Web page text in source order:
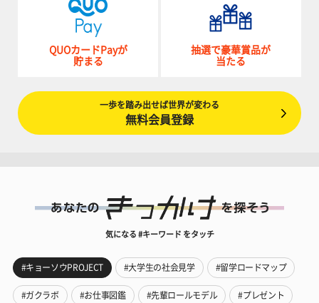
QUOカードPayが
貯まる
抽選で豪華賞品が
当たる
一歩を踏み出せば世界が変わる
無料会員登録
気になる #キーワード をタッチ
#キョーソウPROJECT #大学生の社会見学 #留学ロードマップ
#ガクラボ #お仕事図鑑 #先輩ロールモデル #プレゼント